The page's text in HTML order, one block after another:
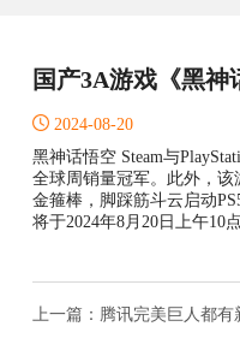
国产3A游戏《黑
2024-08-20
黑神话悟空 Steam与
全球周销量冠军。此外，该
金箍棒，脚踩筋斗云启动
将于2024年8月20日上午10